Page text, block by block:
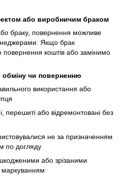
або виробничим браком
браку, повернення можливе
Якщо брак
повернення коштів або замінимо
обміну чи поверненню
використання або
перешиті або відремонтовані без
не за призначенням
по догляду
або зрізаними
маркуванням